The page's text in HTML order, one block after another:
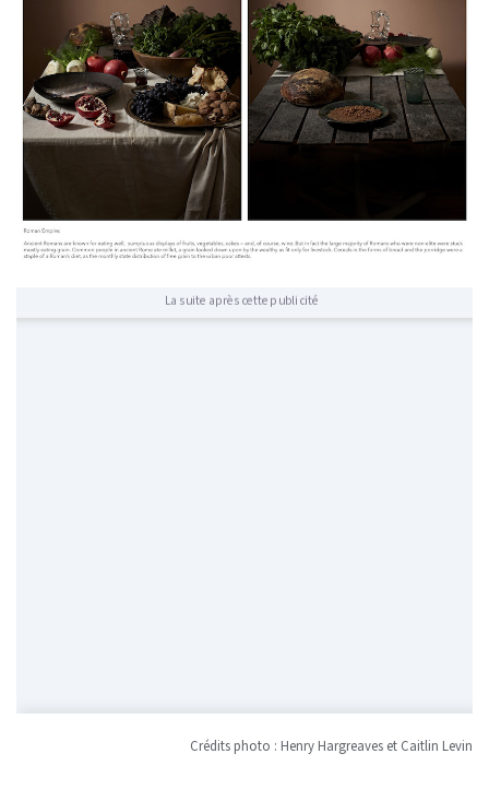
La suite après cette publicité
Crédits photo : Henry Hargreaves et Caitlin Levin